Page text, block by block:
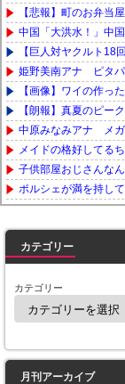
【悲報】町のお弁当
中国「大洪水！」中
【巨人対ヤクルト18
姫野美南アナ ピタパ
【画像】ワイの作っ
【朗報】真夏のピー
中原みなみアナ メガ
メイドの格好してる
子供部屋おじさんな
ポルシェが満を持し
カテゴリー
カテゴリー
月刊アーカイブ